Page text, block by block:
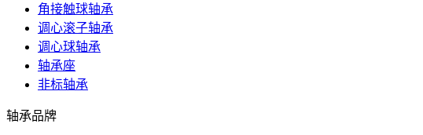
角接触球轴承
调心滚子轴承
调心球轴承
轴承座
非标轴承
轴承品牌